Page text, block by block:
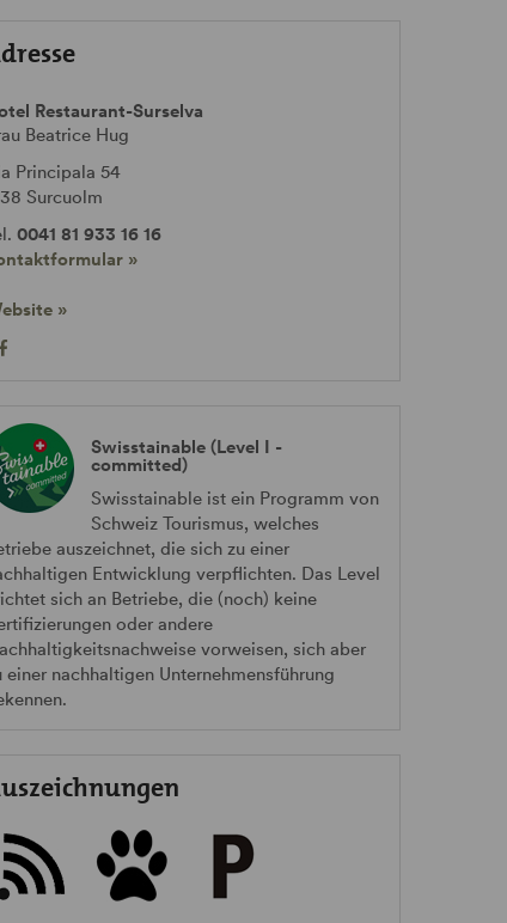
Restaurant-Surselva
Beatrice Hug
Principala 54
Surcuolm
0041 81 933 16 16
»
»
Swisstainable (Level I -
committed)
Swisstainable ist ein Programm von
Schweiz Tourismus, welches
auszeichnet, die sich zu einer
Entwicklung verpflichten. Das Level
sich an Betriebe, die (noch) keine
oder andere
vorweisen, sich aber
einer nachhaltigen Unternehmensführung